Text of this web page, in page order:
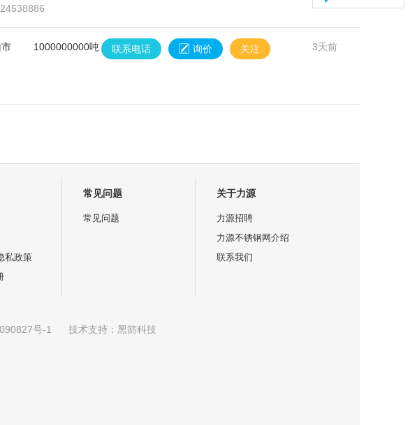
1000000000吨 联系电话 询价 关注 3天前
私政策
常见问题
常见问题
关于力源
力源招聘
力源不锈钢网介绍
联系我们
号-1 技术支持： 黑箭科技